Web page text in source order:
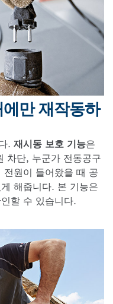
만 재작동하
. 재시동 보호 기능은
차단, 누군가 전동공구
원이 들어왔을 때 공
해줍니다. 본 기능은
할 수 있습니다.